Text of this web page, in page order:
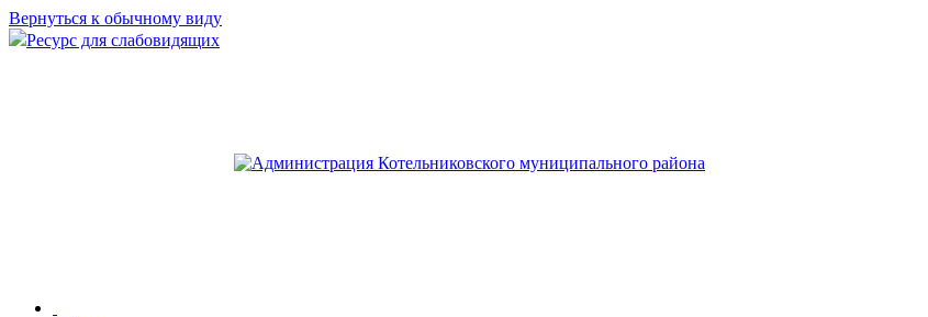
Вернуться к обычному виду
Ресурс для слабовидящих